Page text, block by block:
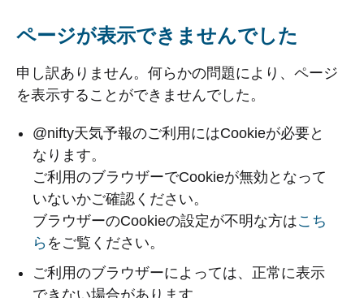
ページが表示できませんでした
申し訳ありません。何らかの問題により、ページ
を表示することができませんでした。
@nifty天気予報のご利用にはCookieが必要と
なります。
ご利用のブラウザーでCookieが無効となって
いないかご確認ください。
ブラウザーのCookieの設定が不明な方はこち
ら をご覧ください。
ご利用のブラウザーによっては、正常に表示
できない場合があります。